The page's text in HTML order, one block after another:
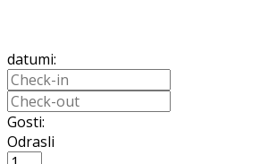
datumi:
Gosti:
Odrasli